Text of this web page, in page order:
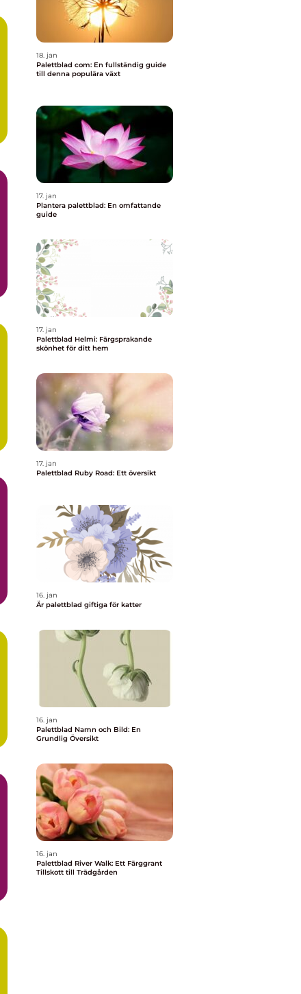
18. jan
Palettblad com: En fullständig guide
till denna populära växt
17. jan
Plantera palettblad: En omfattande
guide
17. jan
Palettblad Helmi: Färgsprakande
skönhet för ditt hem
17. jan
Palettblad Ruby Road: Ett översikt
16. jan
Är palettblad giftiga för katter
16. jan
Palettblad Namn och Bild: En
Grundlig Översikt
16. jan
Palettblad River Walk: Ett Färggrant
Tillskott till Trädgården